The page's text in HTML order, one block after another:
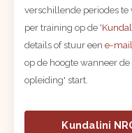
verschillende periodes te
per training op de '
details of stuur een e-
op de hoogte wanneer
opleiding' start.
Kundalini